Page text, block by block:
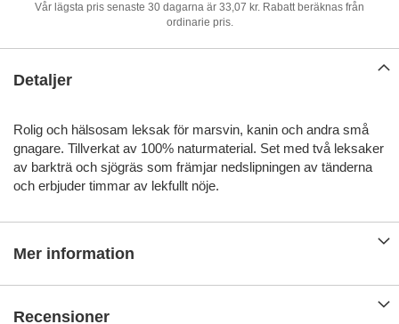
Vår lägsta pris senaste 30 dagarna är 33,07 kr. Rabatt beräknas från
ordinarie pris.
Detaljer
Rolig och hälsosam leksak för marsvin, kanin och andra små
gnagare. Tillverkat av 100% naturmaterial. Set med två leksaker
av barkträ och sjögräs som främjar nedslipningen av tänderna
och erbjuder timmar av lekfullt nöje.
Mer information
Recensioner